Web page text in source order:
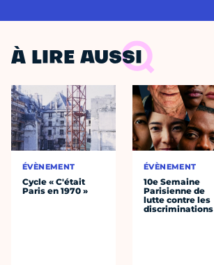
À LIRE AUSSI
ÉVÈNEMENT
Cycle « C'était
Paris en 1970 »
ÉVÈNEMENT
10e Semaine
Parisienne de
lutte contre les
discriminations